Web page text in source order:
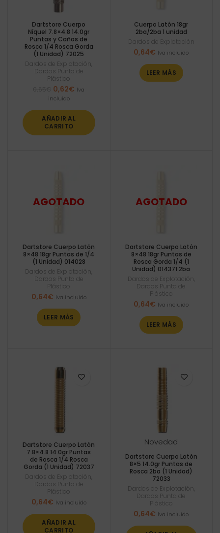
Dartstore Cuerpo
Níquel 7.8×4.8 14.0gr
Puntas y Cañas de
Rosca 1/4 Rosca Gorda
(1 Unidad) 72025
Dardos de Explotación
Dardos Punta de
Plástico
El
precio
era:
0,65€.
0,62€ El
0,62€.
Iva
incluido
AÑADIR AL
CARRITO
Cuerpo Latón 18gr
2ba/2ba 1 unidad
Dardos de Explotación
0,64€ Iva incluido
LEER MÁS
Dartstore Cuerpo Latón
8×48 18gr Puntas de 1/4
(1 Unidad) 014028
Dardos de Explotación
Dardos Punta de
Plástico
0,64€ Iva incluido
LEER MÁS
Dartstore Cuerpo Latón
8×48 18gr Puntas de
Rosca Gorda 1/4 (1
Unidad) 014371 2ba
Dardos de Explotación
Dardos Punta de
Plástico
0,64€ Iva incluido
LEER MÁS
Dartstore Cuerpo Latón
7.8×4.8 14.0gr Puntas
de Rosca 1/4 Rosca
Gorda (1 Unidad) 72037
Dardos de Explotación
Dardos Punta de
Plástico
0,64€ Iva incluido
AÑADIR AL
CARRITO
Novedad
Dartstore Cuerpo Latón
8×5 14.0gr Puntas de
Rosca 2ba (1 Unidad)
72033
Dardos de Explotación
Dardos Punta de
Plástico
0,64€ Iva incluido